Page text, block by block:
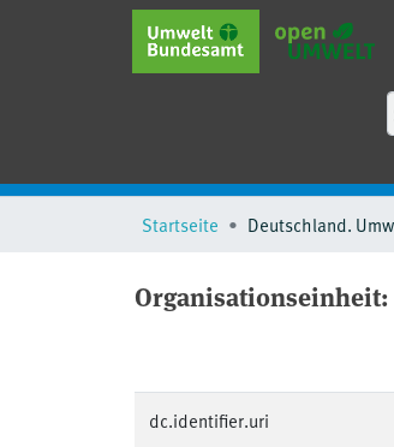
Startseite
Organisationseinheit:
dc.identifier.uri